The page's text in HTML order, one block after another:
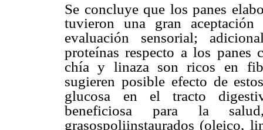
Se concluye que los panes
tuvieron una gran
evaluación sensorial;
proteínas respecto a los panes
chía y linaza son ricos
en
sugieren posible efecto de
glucosa
en el tracto
beneficiosa
para la
grasospoliinstaurados (oleico,